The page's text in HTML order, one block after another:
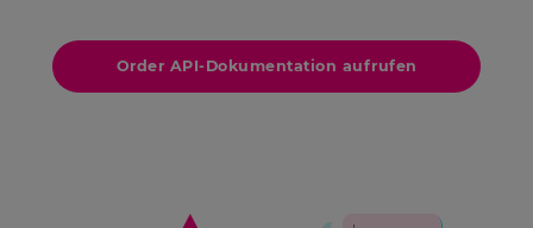
Order API-Dokumentation aufrufen